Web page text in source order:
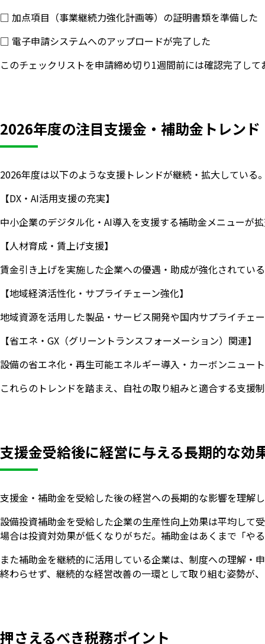
□ 加点項目（事業継続力強化計画等）の証明書類を準備した
□ 電子申請システムへのアップロードが完了した
このチェックリストを申請締め切り1週間前には確認完了し
2026年度の注目支援金・補助金トレンド
2026年度は以下のような支援トレンドが継続・拡大している
【DX・AI活用支援の充実】
中小企業のデジタル化・AI導入を支援する補助金メニューが
【人材育成・賃上げ支援】
賃金引き上げを実施した企業への優遇・助成が強化されてい
【地域経済活性化・サプライチェーン強化】
地域資源を活用した製品・サービス開発や国内サプライチェ
【省エネ・GX（グリーントランスフォーメーション）関連】
設備の省エネ化・再生可能エネルギー導入・カーボンニュー
これらのトレンドを踏まえ、自社の取り組みと適合する支援
支援金受給後に経営に与える長期的な効
支援金・補助金を受給した後の経営への長期的な影響を理解
設備投資補助金を受給した企業の生産性向上効果は平均して
場合は投資対効果が低くなりがちだ。補助金はあくまで「や
また補助金を継続的に活用している企業は、制度への理解
終わらせず、継続的な経営改善の一環として取り組む姿勢が
押さえるべき税務ポイント